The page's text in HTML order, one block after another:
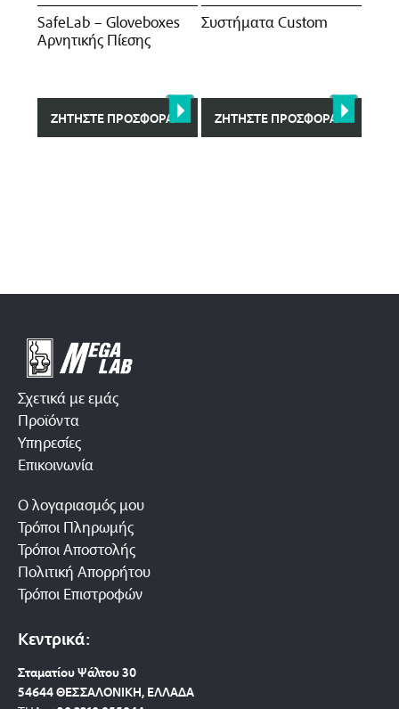
SafeLab – Gloveboxes
Αρνητικής Πίεσης
ΖΗΤΉΣΤΕ ΠΡΟΣΦΟΡΆ
Συστήματα Custom
ΖΗΤΉΣΤΕ ΠΡΟΣΦΟΡΆ
Σχετικά με εμάς
Προϊόντα
Υπηρεσίες
Επικοινωνία
Ο λογαριασμός μου
Τρόποι Πληρωμής
Τρόποι Αποστολής
Πολιτική Απορρήτου
Τρόποι Επιστροφών
Κεντρικά:
Σταματίου Ψάλτου 30
54644 ΘΕΣΣΑΛΟΝΙΚΗ, ΕΛΛΑΔΑ